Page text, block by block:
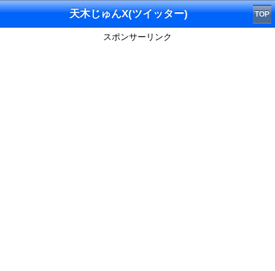
天木じゅんX(ツイッター) TOP
スポンサーリンク